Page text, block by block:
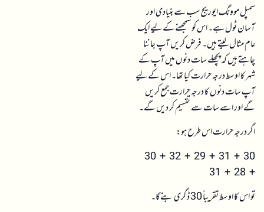
سمپل موونگ ایوریج سب سے بنیادی اور
آسان ٹول ہے۔ اس کو سمجھنے کے لیے ایک
عام مثال لیتے ہیں۔ فرض کریں آپ جاننا
چاہتے ہیں کہ پچھلے سات دنوں میں آپ کے
شہر کا اوسط درجہ حرارت کیا تھا۔ اس کے لیے
آپ سات دنوں کا درجہ حرارت جمع کریں
گے اور اسے سات سے تقسیم کر دیں گے۔
اگر درجہ حرارت اس طرح ہو:
30 + 31 + 29 + 32 + 30
+ 28 + 31
تو اس کا اوسط تقریباً 30 ڈگری بنے گا۔